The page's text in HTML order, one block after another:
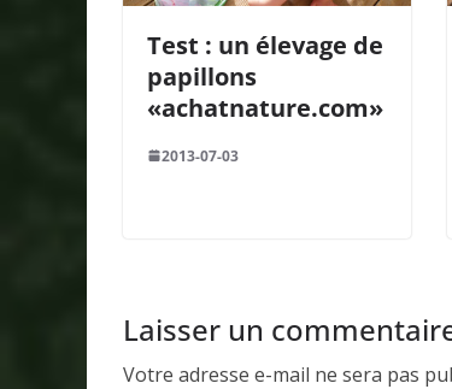
Test : un élevage de
papillons
«achatnature.com»
2013-07-03
Laisser un
Votre adresse e-mail ne sera pas